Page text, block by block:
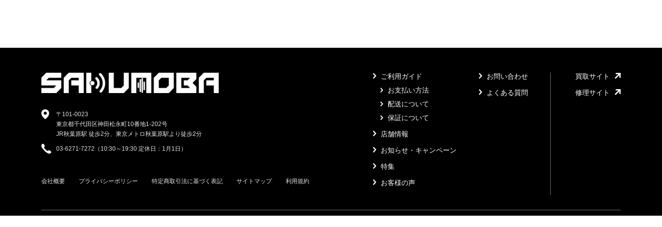
〒101-0023
東京都千代田区神田松永町10番地1-202号
JR秋葉原駅 徒歩2分、東京メトロ秋葉原駅より徒歩2分
03-6271-7272（10:30～19:30 定休日：1月1日）
会社概要 プライバシーポリシー 特定商取引法に基づく表記 サイトマップ 利用規約
ご利用ガイド
お支払い方法
配送について
保証について
店舗情報
お知らせ・キャンペーン
特集
お客様の声
お問い合わせ
よくある質問
買取サイト
修理サイト